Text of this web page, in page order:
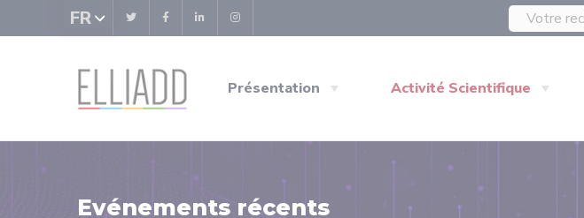
Présentation Activité Scientifique
FR
Evénements récents
Panneau de gestion des cookies